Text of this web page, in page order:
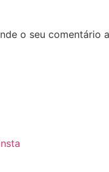
o seu comentário